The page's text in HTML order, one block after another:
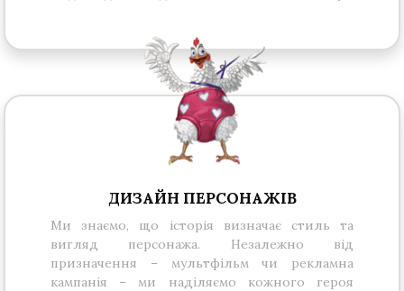
ДИЗАЙН ПЕРСОНАЖІВ
Ми знаємо, що історія визначає стиль та
вигляд персонажа. Незалежно від
призначення – мультфільм чи рекламна
кампанія – ми наділяємо кожного героя